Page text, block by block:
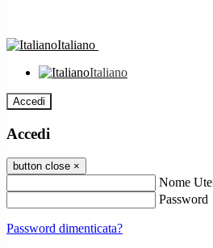
Italiano
Italiano
Accedi
Accedi
button close ×
Nome
Password
Password dimenticata?